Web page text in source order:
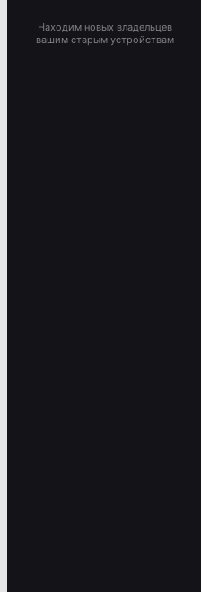
Находим новых владельцев
вашим старым устройствам